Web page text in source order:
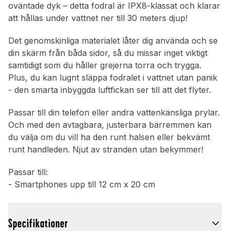
oväntade dyk – detta fodral är IPX8-klassat och klarar
att hållas under vattnet ner till 30 meters djup!
Det genomskinliga materialet låter dig använda och se
din skärm från båda sidor, så du missar inget viktigt
samtidigt som du håller grejerna torra och trygga.
Plus, du kan lugnt släppa fodralet i vattnet utan panik
- den smarta inbyggda luftfickan ser till att det flyter.
Passar till din telefon eller andra vattenkänsliga prylar.
Och med den avtagbara, justerbara bärremmen kan
du välja om du vill ha den runt halsen eller bekvämt
runt handleden. Njut av stranden utan bekymmer!
Passar till:
- Smartphones upp till 12 cm x 20 cm
Specifikationer